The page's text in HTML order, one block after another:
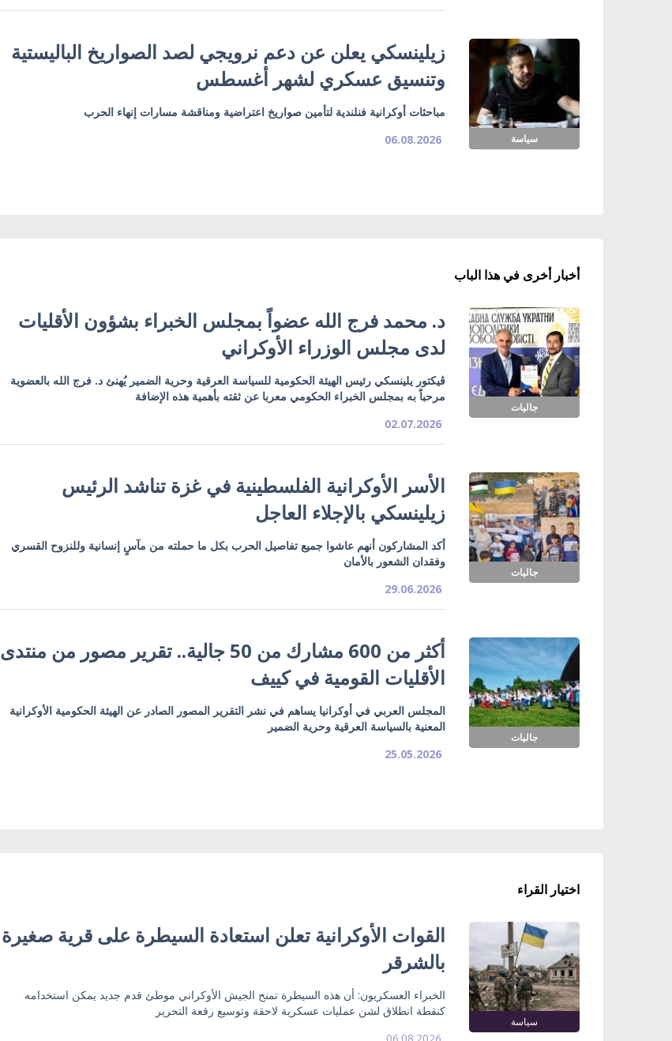
سياسة
زيلينسكي يعلن عن دعم نرويجي لصد الصواريخ الباليستية
وتنسيق عسكري لشهر أغسطس
مباحثات أوكرانية فنلندية لتأمين صواريخ اعتراضية ومناقشة مسارات إنهاء الحرب
06.08.2026
أخبار أخرى في هذا الباب
جاليات
د. محمد فرج الله عضواً بمجلس الخبراء بشؤون الأقليات
لدى مجلس الوزراء الأوكراني
ڤيكتور يلينسكي رئيس الهيئة الحكومية للسياسة العرقية وحرية الضمير يُهنئ د. فرج الله بالعضوية
مرحباً به بمجلس الخبراء الحكومي معربا عن ثقته بأهمية هذه الإضافة
02.07.2026
جاليات
الأسر الأوكرانية الفلسطينية في غزة تناشد الرئيس
زيلينسكي بالإجلاء العاجل
أكد المشاركون أنهم عاشوا جميع تفاصيل الحرب بكل ما حملته من مآسٍ إنسانية وللنزوح القسري
وفقدان الشعور بالأمان
29.06.2026
جاليات
أكثر من 600 مشارك من 50 جالية.. تقرير مصور من منتدى
الأقليات القومية في كييف
المجلس العربي في أوكرانيا يساهم في نشر التقرير المصور الصادر عن الهيئة الحكومية الأوكرانية
المعنية بالسياسة العرقية وحرية الضمير
25.05.2026
اختيار القراء
سياسة
القوات الأوكرانية تعلن استعادة السيطرة على قرية صغيرة
بالشرقر
الخبراء العسكريون: أن هذه السيطرة تمنح الجيش الأوكراني موطئ قدم جديد يمكن استخدامه
كنقطة انطلاق لشن عمليات عسكرية لاحقة وتوسيع رقعة التحرير